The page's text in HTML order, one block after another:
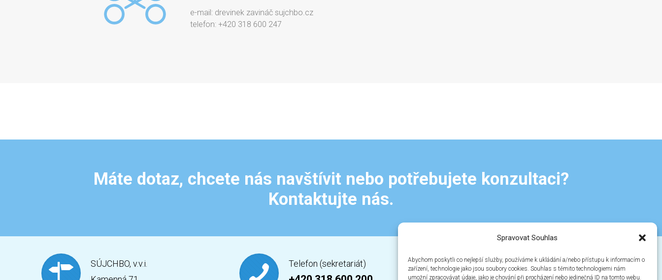
Spravovat Souhlas
Abychom poskytli co nejlepší služby, používáme k ukládání a/nebo přístupu k informacím o
zařízení, technologie jako jsou soubory cookies. Souhlas s těmito technologiemi nám
umožní zpracovávat údaje, jako je chování při procházení nebo jedinečná ID na tomto webu.
e-mail: drevinek zavináč sujchbo.cz
telefon: +420 318 600 247
Máte dotaz, chcete nás navštívit nebo potřebujete konzultaci?
Kontaktujte nás.
SÚJCHBO, v.v.i.
Telefon (sekretariát) Kontaktní formulář